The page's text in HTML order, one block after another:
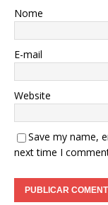
Nome
E-mail
Website
Save my name,
next time I